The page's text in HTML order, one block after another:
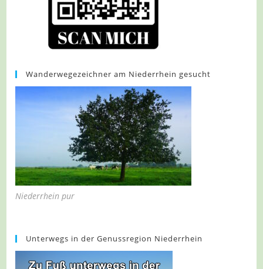
Wanderwegezeichner am Niederrhein gesucht
Niederrhein pur
Unterwegs in der Genussregion Niederrhein